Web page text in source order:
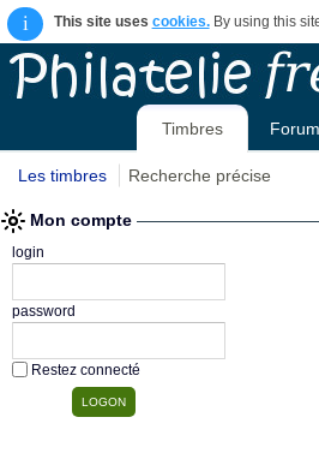
i This site uses cookies.By using this
Timbres Forum
Les timbres Recherche précise
Mon compte
login
password
Restez connecté